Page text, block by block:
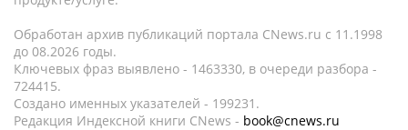
Обработан архив публикаций портала CNews.ru c 11.1998
до 08.2026 годы.
Ключевых фраз выявлено - 1463330, в очереди разбора -
724415.
Создано именных указателей - 199231.
Редакция Индексной книги CNews - book@cnews.ru